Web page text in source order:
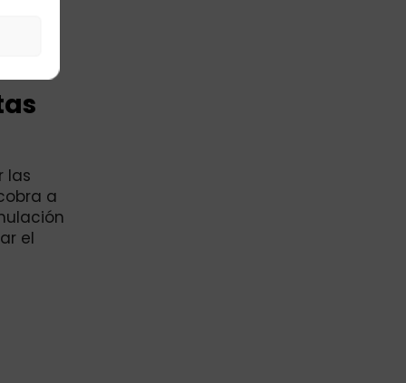
las
a
el